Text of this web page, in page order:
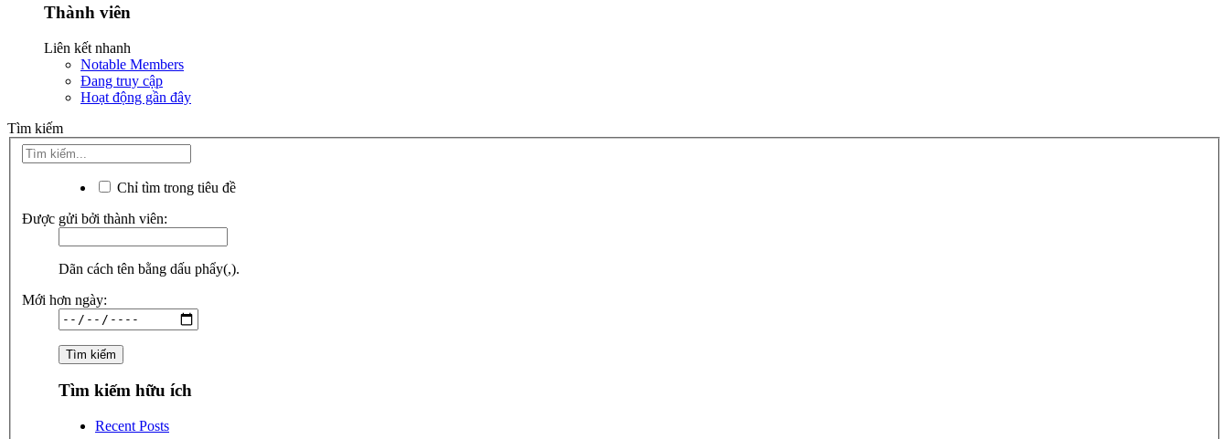
Thành viên
Liên kết nhanh
Notable Members
Đang truy cập
Hoạt động gần đây
Tìm kiếm
Chỉ tìm trong tiêu đề
Được gửi bởi thành viên:
Dãn cách tên bằng dấu phẩy(,).
Mới hơn ngày:
Tìm kiếm hữu ích
Recent Posts